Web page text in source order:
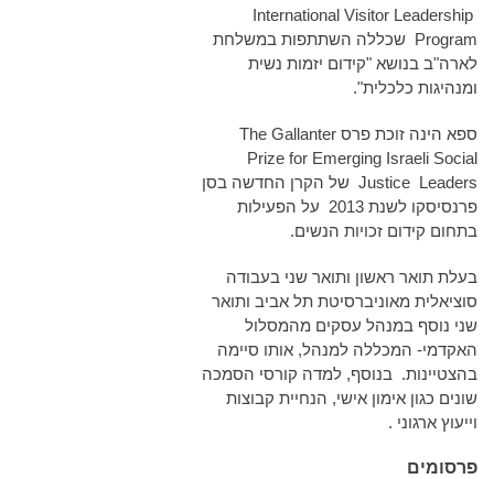
International Visitor Leadership
Program שכללה השתתפות במשלחת
לארה"ב בנושא "קידום יזמות נשית
ומנהיגות כלכלית".
ספא הינה זוכת פרס The Gallanter
Prize for Emerging Israeli Social
Justice Leaders של הקרן החדשה בסן
פרנסיסקו לשנת 2013 על הפעילות
בתחום קידום זכויות הנשים.
בעלת תואר ראשון ותואר שני בעבודה
סוציאלית מאוניברסיטת תל אביב ותואר
שני נוסף במנהל עסקים מהמסלול
האקדמי- המכללה למנהל, אותו סיימה
בהצטיינות. בנוסף, למדה קורסי הסמכה
שונים כגון אימון אישי, הנחיית קבוצות
וייעוץ ארגוני .
פרסומים